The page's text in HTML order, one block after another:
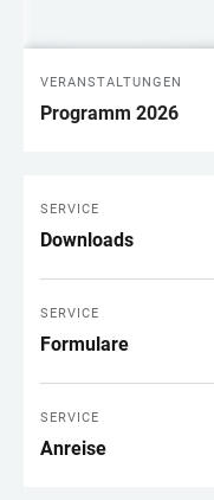
VERANSTALTUNGEN
Programm 2026
SERVICE
Downloads
SERVICE
Formulare
SERVICE
Anreise